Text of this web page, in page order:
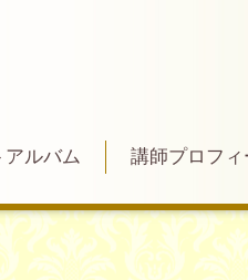
アルバム 講師プロフィ